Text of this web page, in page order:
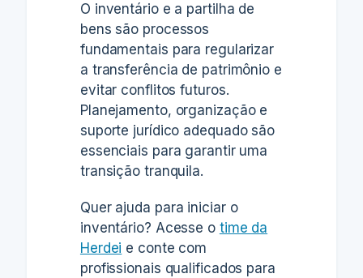
O inventário e a partilha de
bens são processos
fundamentais para regularizar
a transferência de patrimônio e
evitar conflitos futuros.
Planejamento, organização e
suporte jurídico adequado são
essenciais para garantir uma
transição tranquila.
Quer ajuda para iniciar o
inventário? Acesse o time da
Herdei e conte com
profissionais qualificados para